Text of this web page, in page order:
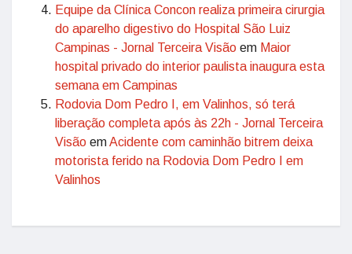
Equipe da Clínica Concon realiza primeira cirurgia
do aparelho digestivo do Hospital São Luiz
Campinas - Jornal Terceira Visão em Maior
hospital privado do interior paulista inaugura esta
semana em Campinas
Rodovia Dom Pedro I, em Valinhos, só terá
liberação completa após às 22h - Jornal Terceira
Visão emAcidente com caminhão bitrem deixa
motorista ferido na Rodovia Dom Pedro I em
Valinhos